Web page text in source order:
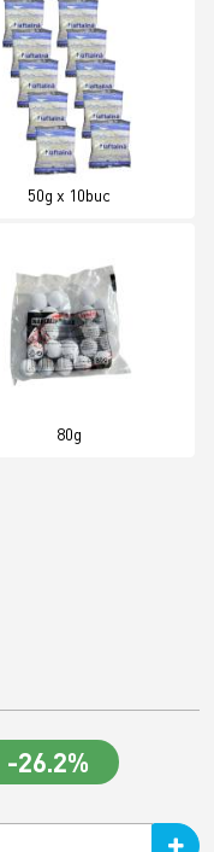
50g x 10buc
80g
-26.2%